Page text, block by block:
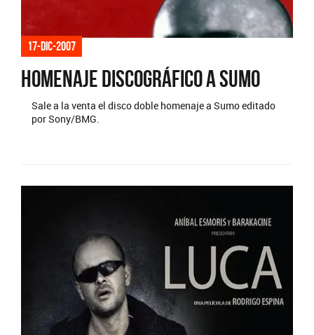
17-dic-2007
Homenaje discográfico a Sumo
Sale a la venta el disco doble homenaje a Sumo editado
por Sony/BMG.